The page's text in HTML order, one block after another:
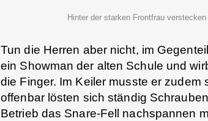
Hinter der starken Frontfrau
Tun die Herren aber nicht, im
ein Showman der alten Schule und
die Finger. Im Keiler musste er
offenbar lösten sich ständig
Betrieb das Snare-Fell nachspannen